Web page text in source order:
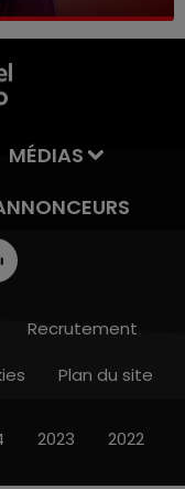
MÉDIAS
Recrutement
Plan du site
2023 2022